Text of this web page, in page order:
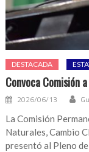
DESTACADA
Convoca Comisión
2026/06/13
La Comisión
Naturales, Cambio
presentó al Pleno de